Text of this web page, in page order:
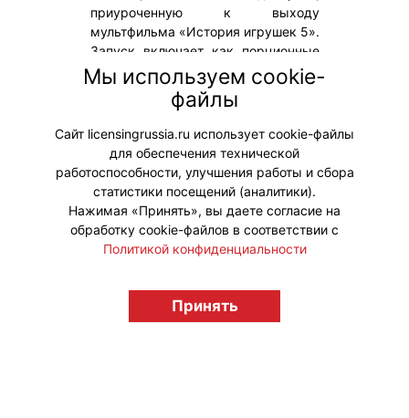
приуроченную к выходу
мультфильма «История игрушек 5».
Запуск включает как порционные
виды мороженого, так и
тематические торты с
персонажами франшизы «История
игрушек».
#Коллаборации
licensingrussia.ru, 2009-2026 12+
Мы используем cookie-
файлы
Сайт licensingrussia.ru использует cookie-файлы
для обеспечения технической
работоспособности, улучшения работы и сбора
статистики посещений (аналитики).
Нажимая «Принять», вы даете согласие на
обработку cookie-файлов в соответствии с
Политикой конфиденциальности
Принять